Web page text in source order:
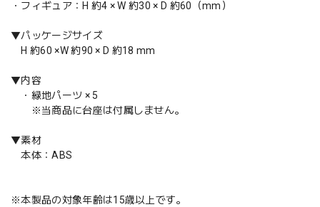
・フィギュア：H 約4 × W 約30 × D 約60（mm）
▼パッケージサイズ
H 約60 ×W 約90 × D 約18 mm
▼内容
・緑地パーツ × 5
※当商品に台座は付属しません。
▼素材
本体：ABS
※本製品の対象年齢は15歳以上です。